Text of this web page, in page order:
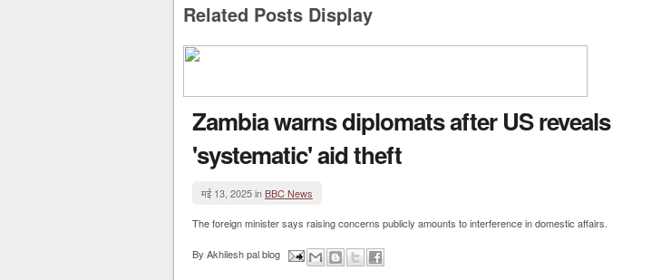
Related Posts Display
Zambia warns diplomats after US reveals
'systematic' aid theft
मई 13, 2025 inBBC News
The foreign minister says raising concerns publicly amounts to interference in domestic affairs.
By Akhilesh pal blog